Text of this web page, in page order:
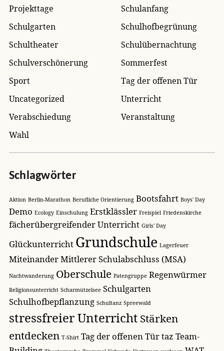
Projekttage
Schulanfang
Schulgarten
Schulhofbegrünung
Schultheater
Schulübernachtung
Schulverschönerung
Sommerfest
Sport
Tag der offenen Tür
Uncategorized
Unterricht
Verabschiedung
Veranstaltung
Wahl
Schlagwörter
Aktion Berlin-Marathon Berufliche Orientierung Bootsfahrt Boys' Day
Demo Ecology Einschulung Erstklässler Freispiel Friedenskirche
fächerübergreifender Unterricht Girls' Day
Glückunterricht Grundschule Lagerfeuer
MiteinanderMittlerer Schulabschluss (MSA)
Nachtwanderung Oberschule Patengruppe Regenwürmer
Religionsunterricht Scharmützelsee Schulgarten
Schulhofbepflanzung Schultanz Spreewald
stressfreier Unterricht Stärken
entdecken T-Shirt Tag der offenen Türtaz Team-